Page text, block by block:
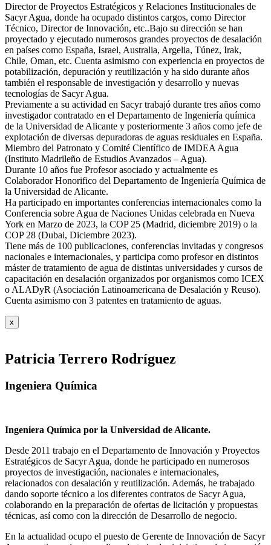
Director de Proyectos Estratégicos y Relaciones Institucionales de
Sacyr Agua, donde ha ocupado distintos cargos, como Director
Técnico, Director de Innovación, etc..Bajo su dirección se han
proyectado y ejecutado numerosos grandes proyectos de desalación
en países como España, Israel, Australia, Argelia, Túnez, Irak,
Chile, Oman, etc. Cuenta asimismo con experiencia en proyectos de
potabilización, depuración y reutilización y ha sido durante años
también el responsable de investigación y desarrollo y nuevas
tecnologías de Sacyr Agua.
Previamente a su actividad en Sacyr trabajó durante tres años como
investigador contratado en el Departamento de Ingeniería química
de la Universidad de Alicante y posteriormente 3 años como jefe de
explotación de diversas depuradoras de aguas residuales en España.
Miembro del Patronato y Comité Científico de IMDEA Agua
(Instituto Madrileño de Estudios Avanzados – Agua).
Durante 10 años fue Profesor asociado y actualmente es
Colaborador Honorifico del Departamento de Ingeniería Química de
la Universidad de Alicante.
Ha participado en importantes conferencias internacionales como la
Conferencia sobre Agua de Naciones Unidas celebrada en Nueva
York en Marzo de 2023, la COP 25 (Madrid, diciembre 2019) o la
COP 28 (Dubai, Diciembre 2023).
Tiene más de 100 publicaciones, conferencias invitadas y congresos
nacionales e internacionales, y participa como profesor en distintos
máster de tratamiento de agua de distintas universidades y cursos de
capacitación en desalación organizados por organismos como ICEX
o ALADyR (Asociación Latinoamericana de Desalación y Reuso).
Cuenta asimismo con 3 patentes en tratamiento de aguas.
x
Patricia Terrero Rodríguez
Ingeniera Química
Ingeniera Química por la Universidad de Alicante.
Desde 2011 trabajo en el Departamento de Innovación y Proyectos
Estratégicos de Sacyr Agua, donde he participado en numerosos
proyectos de investigación, nacionales e internacionales,
relacionados con desalación y reutilización. Además, he trabajado
dando soporte técnico a los diferentes contratos de Sacyr Agua,
colaborando en la preparación de ofertas de licitación y propuestas
técnicas, así como con la dirección de Desarrollo de negocio.
En la actualidad ocupo el puesto de Gerente de Innovación de Sacyr